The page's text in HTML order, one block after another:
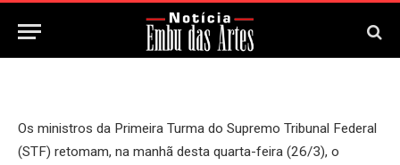
26 de Março, 2025
Os ministros da Primeira Turma do Supremo Tribunal Federal
(STF) retomam, na manhã desta quarta-feira (26/3), o